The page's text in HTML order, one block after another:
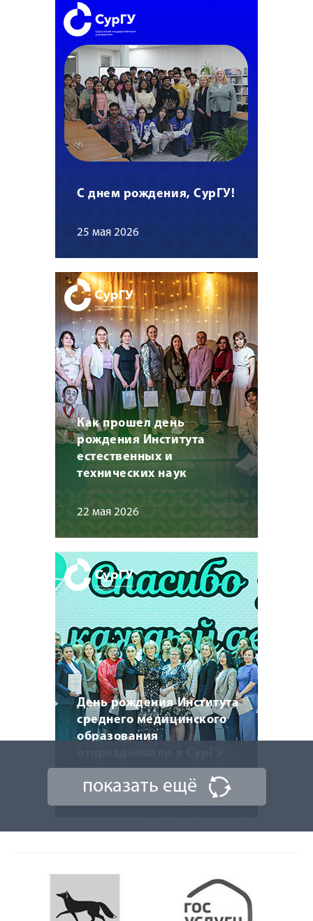
С днем рождения, СурГУ!
25 мая 2026
Как прошел день
рождения Института
естественных и
технических наук
22 мая 2026
День рождения Института
среднего медицинского
образования
22 мая 2026
показать ещё